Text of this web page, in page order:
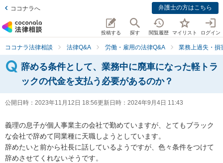
ココナラへ 弁護士の方はこちら
投稿する 探す 閲覧履歴 マイリスト ログイン
ココナラ法律相談 法律Q&A 労働・雇用の法律Q&A 業務上過失・損
辞める条件として、業務中に廃車になった軽トラ
ックの代金を支払う必要があるのか？
公開日時： 2023年11月12日 18:56更新日時： 2024年9月4日 11:43
義理の息子が個人事業主の会社で勤めていますが、とてもブラック
な会社で辞めて同業種に天職しようとしています。
辞めたいと前から社長に話しているようですが、色々条件をつけて
辞めさせてくれないそうです。